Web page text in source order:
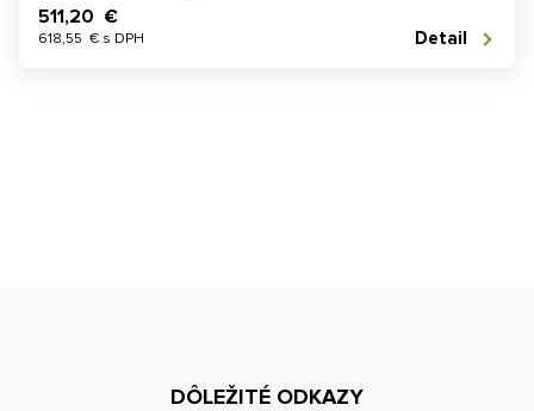
511,20 €
618,55 € s DPH Detail
DÔLEŽITÉ ODKAZY